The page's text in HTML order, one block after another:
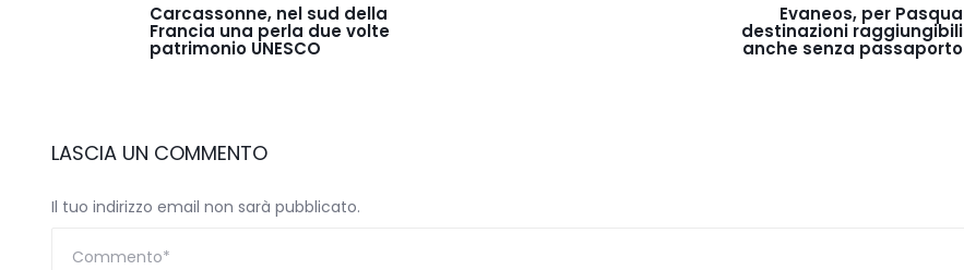
Carcassonne, nel sud della
Francia una perla due volte
patrimonio UNESCO
Evaneos, per Pasqua
destinazioni raggiungibili
anche senza passaporto
LASCIA UN COMMENTO
Il tuo indirizzo email non sarà pubblicato.